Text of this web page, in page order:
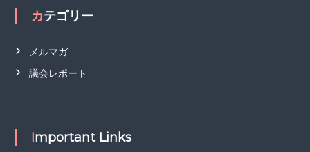
カテゴリー
メルマガ
議会レポート
Important Links